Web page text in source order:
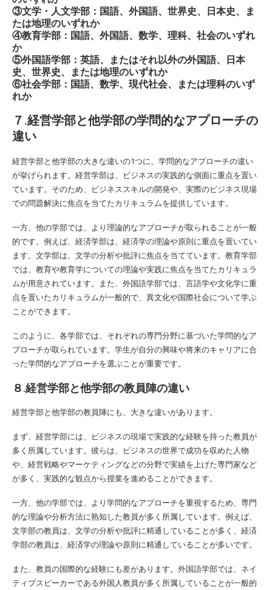
③文学・人文学部：国語、外国語、世界史、日本史、ま
たは地理のいずれか
④教育学部：国語、外国語、数学、理科、社会のいずれ
か
⑤外国語学部：英語、またはそれ以外の外国語、日本
史、世界史、または地理のいずれか
⑥社会学部：国語、数学、現代社会、または理科のいず
れか
７.経営学部と他学部の学問的なアプローチの
違い
経営学部と他学部の大きな違いの1つに、学問的なアプローチの違い
が挙げられます。経営学部は、ビジネスの実践的な側面に重点を置い
ています。そのため、ビジネススキルの開発や、実際のビジネス現場
での問題解決に焦点を当てたカリキュラムを提供しています。
一方、他の学部では、より理論的なアプローチが取られることが一般
的です。例えば、経済学部は、経済学の理論や原則に重点を置いてい
ます。文学部は、文学の分析や批評に焦点を当てています。教育学部
では、教育や教育学についての理論や実践に焦点を当てたカリキュラ
ムが用意されています。また、外国語学部では、言語学や文化学に重
点を置いたカリキュラムが一般的で、異文化や国際社会について学ぶ
ことができます。
このように、各学部では、それぞれの専門分野に基づいた学問的なア
プローチが取られています。学生が自分の興味や将来のキャリアに合
った学問的なアプローチを選ぶことが重要です。
８.経営学部と他学部の教員陣の違い
経営学部と他学部の教員陣にも、大きな違いがあります。
まず、経営学部には、ビジネスの現場で実践的な経験を持った教員が
多く所属しています。彼らは、ビジネスの世界で成功を収めた人物
や、経営戦略やマーケティングなどの分野で実績を上げた専門家など
が多く、実践的な観点から授業を進めることができます。
一方、他の学部では、より学問的なアプローチを重視するため、専門
的な理論や分析方法に熟知した教員が多く所属しています。例えば、
文学部の教員は、文学の分析や批評に精通していることが多く、経済
学部の教員は、経済学の理論や原則に精通していることが多いです。
また、教員の国際的な経験にも差があります。外国語学部では、ネイ
ティブスピーカーである外国人教員が多く所属していることが一般的